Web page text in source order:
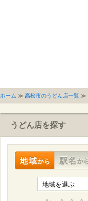
ホーム ≫ 高松市のうどん店一覧 ≫
うどん店を探す